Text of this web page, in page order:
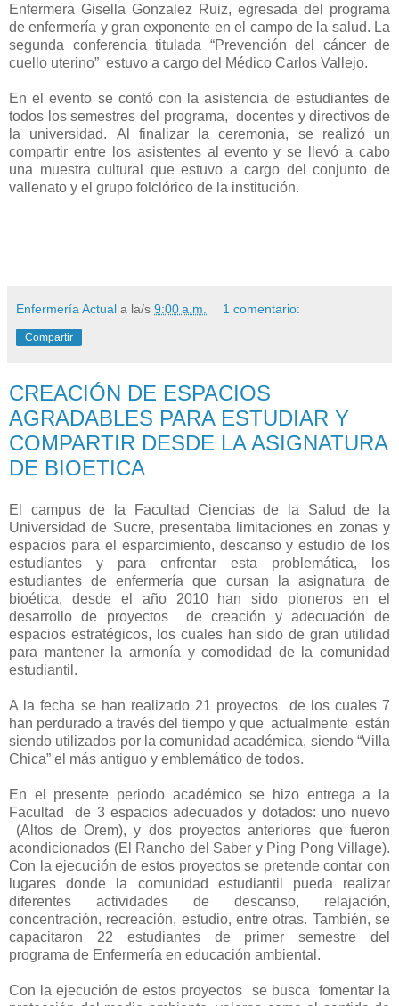
Enfermera Gisella Gonzalez Ruiz, egresada del programa
de enfermería y gran exponente en el campo de la salud. La
segunda conferencia titulada “Prevención del cáncer de
cuello uterino” estuvo a cargo del Médico Carlos Vallejo.
En el evento se contó con la asistencia de estudiantes de
todos los semestres del programa, docentes y directivos de
la universidad. Al finalizar la ceremonia, se realizó un
compartir entre los asistentes al evento y se llevó a cabo
una muestra cultural que estuvo a cargo del conjunto de
vallenato y el grupo folclórico de la institución.
Enfermería Actual a la/s 9:00 a.m. 1 comentario:
Compartir
CREACIÓN DE ESPACIOS
AGRADABLES PARA ESTUDIAR Y
COMPARTIR DESDE LA ASIGNATURA
DE BIOETICA
El campus de la Facultad Ciencias de la Salud de la
Universidad de Sucre, presentaba limitaciones en zonas y
espacios para el esparcimiento, descanso y estudio de los
estudiantes y para enfrentar esta problemática, los
estudiantes de enfermería que cursan la asignatura de
bioética, desde el año 2010 han sido pioneros en el
desarrollo de proyectos de creación y adecuación de
espacios estratégicos, los cuales han sido de gran utilidad
para mantener la armonía y comodidad de la comunidad
estudiantil.
A la fecha se han realizado 21 proyectos de los cuales 7
han perdurado a través del tiempo y que actualmente están
siendo utilizados por la comunidad académica, siendo “Villa
Chica” el más antiguo y emblemático de todos.
En el presente periodo académico se hizo entrega a la
Facultad de 3 espacios adecuados y dotados: uno nuevo
(Altos de Orem), y dos proyectos anteriores que fueron
acondicionados (El Rancho del Saber y Ping Pong Village).
Con la ejecución de estos proyectos se pretende contar con
lugares donde la comunidad estudiantil pueda realizar
diferentes actividades de descanso, relajación,
concentración, recreación, estudio, entre otras. También, se
capacitaron 22 estudiantes de primer semestre del
programa de Enfermería en educación ambiental.
Con la ejecución de estos proyectos se busca fomentar la